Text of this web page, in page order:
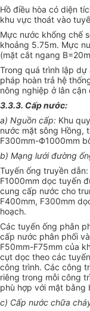
Hồ điều hòa có diện
khu vực thoát vào
Mực nước khống chế
khoảng 5.75m. Mực
(mặt cắt ngang
Trong quá trình lập
pháp hoàn trả hệ
nông nghiệp ở lân
3.3.3. Cấp nước:
a) Nguồn cấp: Khu
nước mặt sông Hồng,
F300mm-Ф1000mm
b) Mạng lưới đường
Tuyến ống truyền
F1000mm dọc tuyến
cung cấp nước cho
F400mm, F300mm
hoạch.
Các tuyến ống phân
cấp nước phân phối
F50mm-F75mm của
cụt dọc theo các
công trình. Các công
riêng trong mỗi công
phù hợp với mặt bằng
c) Cấp nước chữa